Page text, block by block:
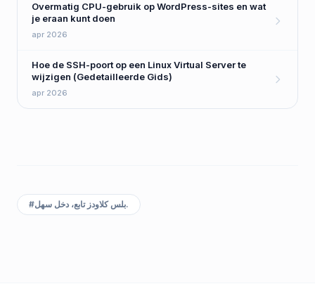
Overmatig CPU-gebruik op WordPress-sites en wat
je eraan kunt doen
apr 2026
Hoe de SSH-poort op een Linux Virtual Server te
wijzigen (Gedetailleerde Gids)
apr 2026
# بلس كلاودز تابع، دخل سهل.